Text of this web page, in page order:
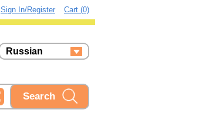
Cart (0)
Sign In/Register
Russian
Ukrainian